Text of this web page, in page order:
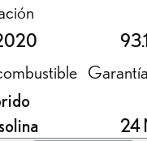
Garantía
24